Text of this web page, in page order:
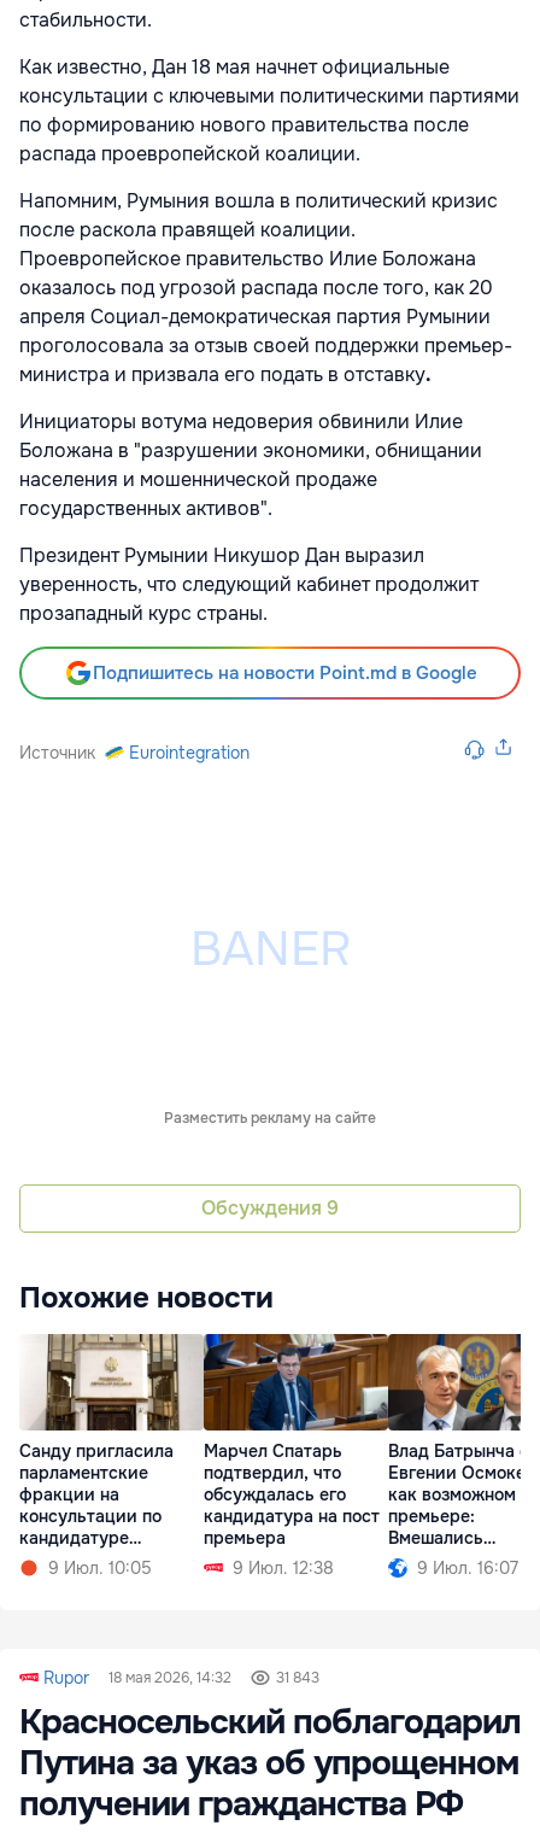
стабильности.
Как известно, Дан 18 мая начнет официальные
консультации с ключевыми политическими партиями
по формированию нового правительства после
распада проевропейской коалиции.
Напомним, Румыния вошла в политический кризис
после раскола правящей коалиции.
Проевропейское правительство Илие Боложана
оказалось под угрозой распада после того, как 20
апреля Социал-демократическая партия Румынии
проголосовала за отзыв своей поддержки премьер-
министра и призвала его подать в отставку.
Инициаторы вотума недоверия обвинили Илие
Боложана в "разрушении экономики, обнищании
населения и мошеннической продаже
государственных активов".
Президент Румынии Никушор Дан выразил
уверенность, что следующий кабинет продолжит
прозападный курс страны.
Подпишитесь на новости Point.md в Google
Источник Eurointegration
Разместить рекламу на сайте
Обсуждения 9
Похожие новости
Санду пригласила
парламентские
фракции на
консультации по
кандидатуре
премьера
9 Июл. 10:05
Марчел Спатарь
подтвердил, что
обсуждалась его
кандидатура на пост
премьера
9 Июл. 12:38
Влад Батрынча об
Евгении
как возможном
премьере:
Вмешались
европейцы
9 Июл. 16:07
Rupor 18 мая 2026, 14:32 31 843
Красносельский поблагодарил
Путина за указ об упрощенном
получении гражданства РФ